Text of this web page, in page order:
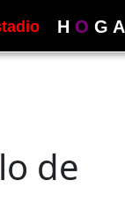
H O G A
de